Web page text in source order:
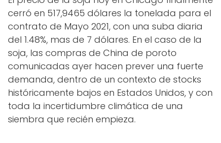
cerró en 517,9465 dólares la tonelada para el
contrato de Mayo 2021, con una suba diaria
del 1.48%, mas de 7 dólares. En el caso de la
soja, las compras de China de poroto
comunicadas ayer hacen prever una fuerte
demanda, dentro de un contexto de stocks
históricamente bajos en Estados Unidos, y con
toda la incertidumbre climática de una
siembra que recién empieza.